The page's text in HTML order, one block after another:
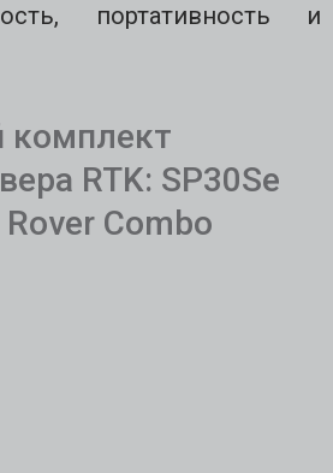
портативность и
RTK: SP30Se
Combo